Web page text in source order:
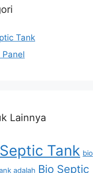
Tank
Panel
Lainnya
Tank bio
adalah Bio Septic